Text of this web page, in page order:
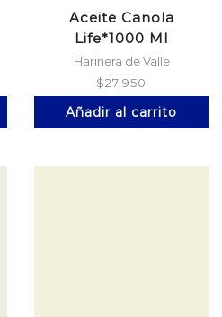
Aceite Canola
Life*1000 Ml
Harinera de Valle
$27,950
Añadir al carrito